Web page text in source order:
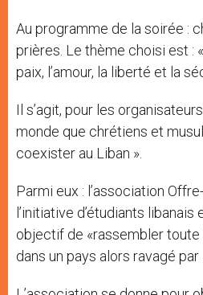
Au programme de la soirée :
prières. Le thème choisi est :
paix, l’amour, la liberté et la
Il s’agit, pour les
monde que chrétiens et
coexister au Liban ».
Parmi eux : l’association
l’initiative d’étudiants
objectif de «rassembler toute
dans un pays alors ravagé par